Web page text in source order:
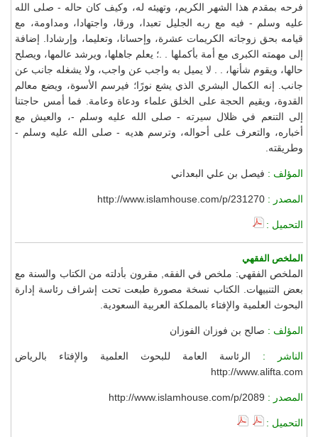
فرحه بمقدم هذا الشهر الكريم، وتهيئه له، وكيف كان حاله - صلى الله
عليه وسلم - فيه مع ربه الجليل تعبدا، ورقا، واجتهادا، ومداومة، مع
قيامه بحق زوجاته الكريمات عشرة، وإحسانا، وتعليما، وإرشادا. إضافة
إلى مهمته الكبرى مع أمة بأكملها . .؛ يعلم جاهلها، ويرشد عالمها، ويصلح
حالها، ويقوم شأنها، . . لا يميل به واجب عن واجب، ولا يشغله جانب عن
جانب. إنه الكمال البشري الذي يشع نورًا؛ فيرسم الأسوة، ويضع معالم
القدوة، ويقيم الحجة على الخلق علماء ودعاة وعامة. فما أمس حاجتنا
إلى التنعم في ظلال سيرته - صلى الله عليه وسلم -، والعيش مع
أخباره، والتعرف على أحواله، وترسم هديه - صلى الله عليه وسلم -
وطريقته.
المؤلف : فيصل بن علي البعداني
المصدر : http://www.islamhouse.com/p/231270
التحميل :
الملخص الفقهي
الملخص الفقهي: ملخص في الفقه, مقرون بأدلته من الكتاب والسنة مع
بعض التنبيهات. الكتاب نسخة مصورة طبعت تحت إشراف رئاسة إدارة
البحوث العلمية والإفتاء بالمملكة العربية السعودية.
المؤلف : صالح بن فوزان الفوزان
الناشر : الرئاسة العامة للبحوث العلمية والإفتاء بالرياض
http://www.alifta.com
المصدر : http://www.islamhouse.com/p/2089
التحميل :